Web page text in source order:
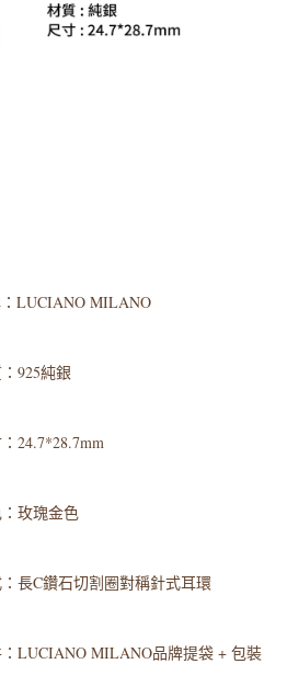
MILANO
銀
金色
割圈對稱針式耳環
品牌提袋 + 包裝